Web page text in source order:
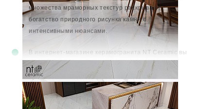
множества мраморных текстур раскрывают
богатство природного рисунка камня с
интенсивными нюансами.
В интернет-магазине керамогранита NT Ceramic вы
можете получить консультацию по коллекции
MARMORI.
Читать далее